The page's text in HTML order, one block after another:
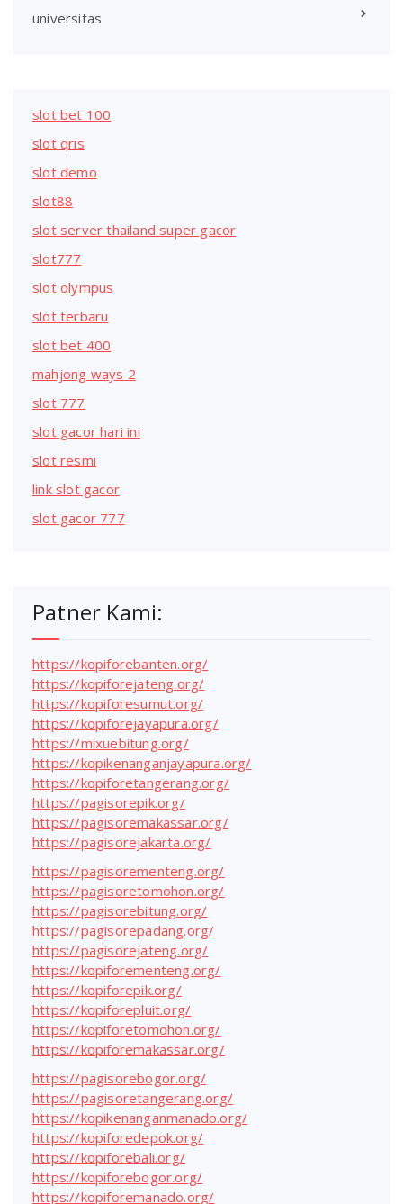
universitas
slot bet 100
slot qris
slot demo
slot88
slot server thailand super gacor
slot777
slot olympus
slot terbaru
slot bet 400
mahjong ways 2
slot 777
slot gacor hari ini
slot resmi
link slot gacor
slot gacor 777
Patner Kami:
https://kopiforebanten.org/
https://kopiforejateng.org/
https://kopiforesumut.org/
https://kopiforejayapura.org/
https://mixuebitung.org/
https://kopikenanganjayapura.org/
https://kopiforetangerang.org/
https://pagisorepik.org/
https://pagisoremakassar.org/
https://pagisorejakarta.org/
https://pagisorementeng.org/
https://pagisoretomohon.org/
https://pagisorebitung.org/
https://pagisorepadang.org/
https://pagisorejateng.org/
https://kopiforementeng.org/
https://kopiforepik.org/
https://kopiforepluit.org/
https://kopiforetomohon.org/
https://kopiforemakassar.org/
https://pagisorebogor.org/
https://pagisoretangerang.org/
https://kopikenanganmanado.org/
https://kopiforedepok.org/
https://kopiforebali.org/
https://kopiforebogor.org/
https://kopiforemanado.org/